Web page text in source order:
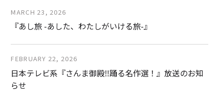
MARCH 23, 2026
『あし旅 -あした、わたしがいける旅-』
FEBRUARY 22, 2026
日本テレビ系『さんま御殿‼踊る名作選！』放送のお知
らせ